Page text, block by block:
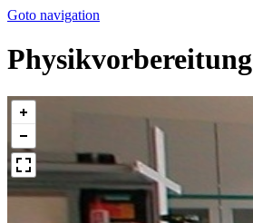
Goto navigation
Physikvorbereitung